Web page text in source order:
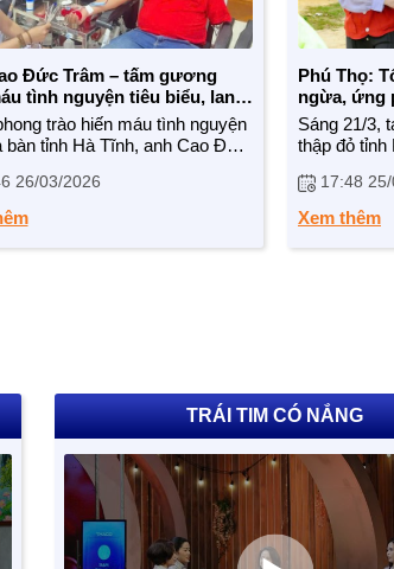
Đức Trâm – tấm gương
tình nguyện tiêu biểu, lan
cử cao đẹp
trào hiến máu tình nguyện
bàn tỉnh Hà Tĩnh, anh Cao Đức
là một trong những tấm gương
thể hiện tinh thần nhân ái, bền
nhiệm vì cộng đồng.
26/03/2026
Phú Thọ:
ngừa, ứng
Sáng 21/3,
thập đỏ tỉnh
kích phòng,
cao năng
giảm thiểu
17:48
Xem thêm
TRÁI TIM CÓ NẮNG